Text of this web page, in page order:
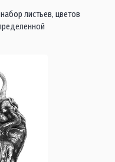
листьев, цветов